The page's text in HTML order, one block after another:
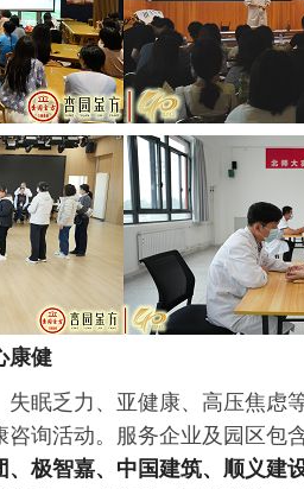
康健
眠乏力、亚健康、高压焦虑
询活动。服务企业及园区包含
极智嘉、中国建筑、顺义建